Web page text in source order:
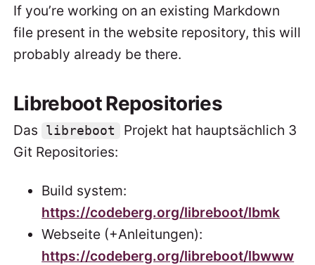
If you’re working on an existing Markdown
file present in the website repository, this will
probably already be there.
Libreboot Repositories
Das libreboot
Projekt hat hauptsächlich 3
Git Repositories:
Build system:
https://codeberg.org/libreboot/lbmk
Webseite (+Anleitungen):
https://codeberg.org/libreboot/lbwww